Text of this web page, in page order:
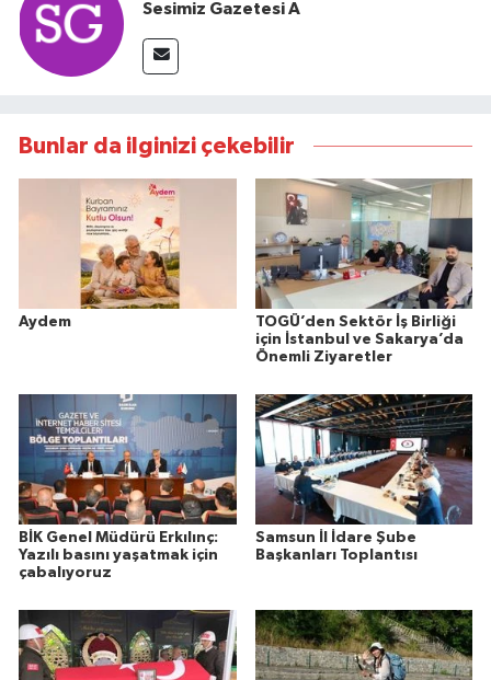
Sesimiz Gazetesi A
Bunlar da ilginizi çekebilir
Aydem
TOGÜ’den Sektör İş Birliği
için İstanbul ve Sakarya’da
Önemli Ziyaretler
BİK Genel Müdürü Erkılınç:
Yazılı basını yaşatmak için
çabalıyoruz
Samsun İl İdare Şube
Başkanları Toplantısı